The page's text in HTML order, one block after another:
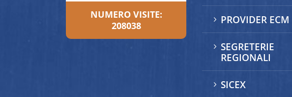
NUMERO VISITE:
208038
5 PROVIDER ECM
5 SEGRETERIE
REGIONALI
5 SICEX